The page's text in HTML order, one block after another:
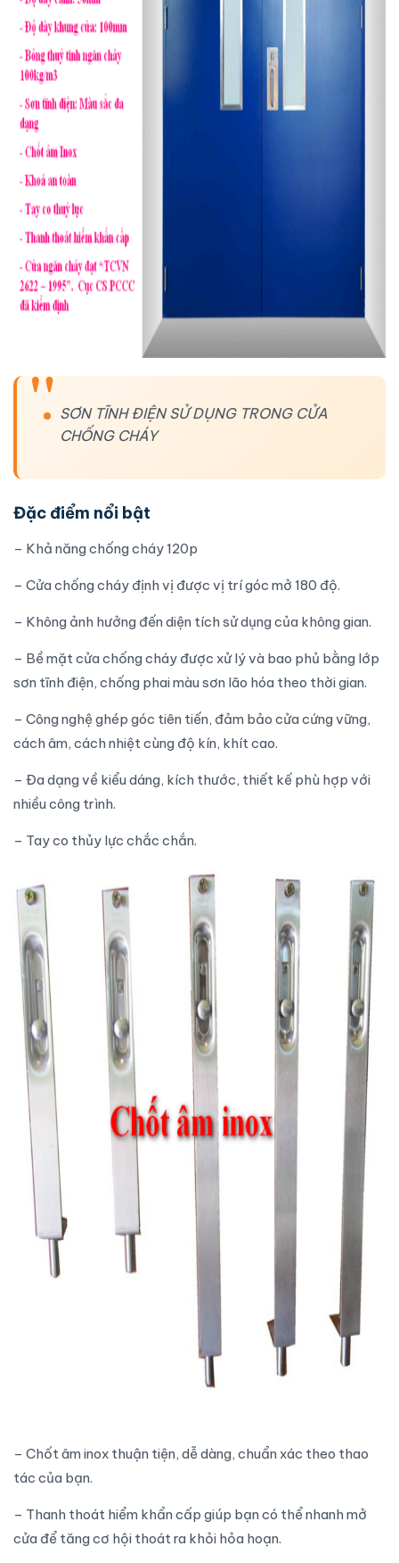
SƠN TĨNH ĐIỆN SỬ DỤNG TRONG CỬA
CHỐNG CHÁY
Đặc điểm nổi bật
– Khả năng chống cháy 120p
– Cửa chống cháy định vị được vị trí góc mở 180 độ.
– Không ảnh hưởng đến diện tích sử dụng của không gian.
– Bề mặt cửa chống cháy được xử lý và bao phủ bằng lớp
sơn tĩnh điện, chống phai màu sơn lão hóa theo thời gian.
– Công nghệ ghép góc tiên tiến, đảm bảo cửa cứng vững,
cách âm, cách nhiệt cùng độ kín, khít cao.
– Đa dạng về kiểu dáng, kích thước, thiết kế phù hợp với
nhiều công trình.
– Tay co thủy lực chắc chắn.
– Chốt âm inox thuận tiện, dễ dàng, chuẩn xác theo thao
tác của bạn.
– Thanh thoát hiểm khẩn cấp giúp bạn có thể nhanh mở
cửa để tăng cơ hội thoát ra khỏi hỏa hoạn.